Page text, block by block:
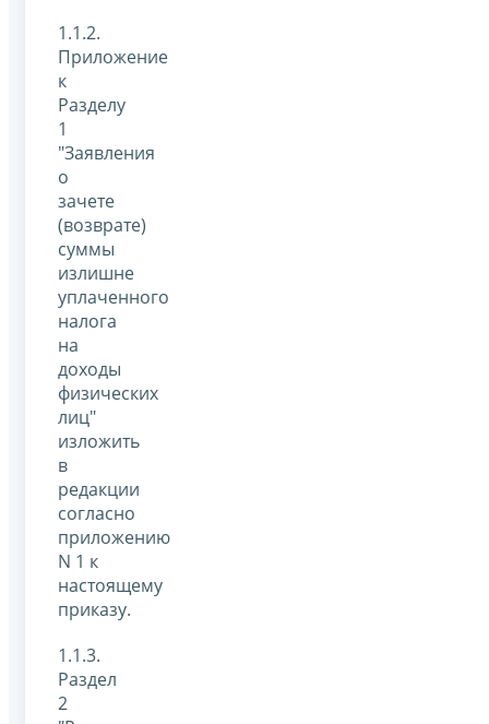
1.1.2.
Приложение
к
Разделу
1
"Заявления
о
зачете
(возврате)
суммы
излишне
уплаченного
налога
на
доходы
физических
лиц"
изложить
в
редакции
согласно
приложению
N 1 к
настоящему
приказу.
1.1.3.
Раздел
2